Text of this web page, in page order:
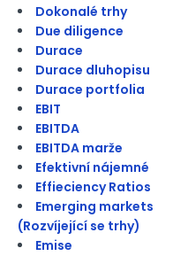
Dokonalé trhy
Due diligence
Durace
Durace dluhopisu
Durace portfolia
EBIT
EBITDA
EBITDA marže
Efektivní nájemné
Effieciency Ratios
Emerging markets
(Rozvíjející se trhy)
Emise